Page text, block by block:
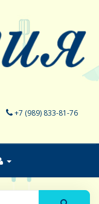
+7 (989) 833-81-76